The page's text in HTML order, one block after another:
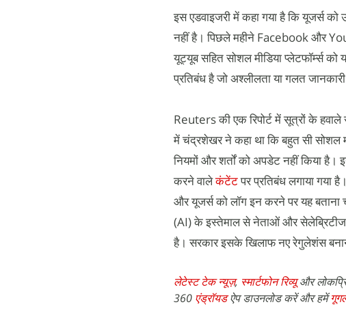
इस एडवाइजरी में कहा गया है कि यूजर्स
नहीं है। पिछले महीने Facebook और
यूट्यूब सहित सोशल मीडिया प्लेटफॉर्म्स
प्रतिबंध है जो अश्लीलता या गलत
Reuters की एक रिपोर्ट में सूत्रों के हवाले
में चंद्रशेखर ने कहा था कि बहुत सी सोशल
नियमों और शर्तों को अपडेट नहीं किया
करने वालेकंटेंटपर प्रतिबंध लगाया गया
और यूजर्स को लॉग इन करने पर यह
(AI) के इस्तेमाल से नेताओं और सेलेब्रिटीज
है। सरकार इसके खिलाफ नए रेगुलेशंस
लेटेस्ट टेक न्यूज़, स्मार्टफोन रिव्यूऔर
360 एंड्रॉयडऐप डाउनलोड करें और हमें